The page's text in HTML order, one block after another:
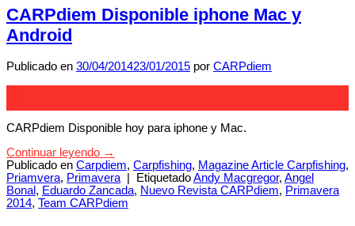
CARPdiem Disponible iphone Mac y
Android
Publicado en 30/04/201423/01/2015 por CARPdiem
CARPdiem Disponible hoy para iphone y Mac.
Continuar leyendo →
Publicado en Carpdiem, Carpfishing, Magazine Article Carpfishing,
Priamvera, Primavera EtiquetadoAndy Macgregor, Angel
Bonal , Eduardo Zancada, Nuevo Revista CARPdiem, Primavera
2014, Team CARPdiem